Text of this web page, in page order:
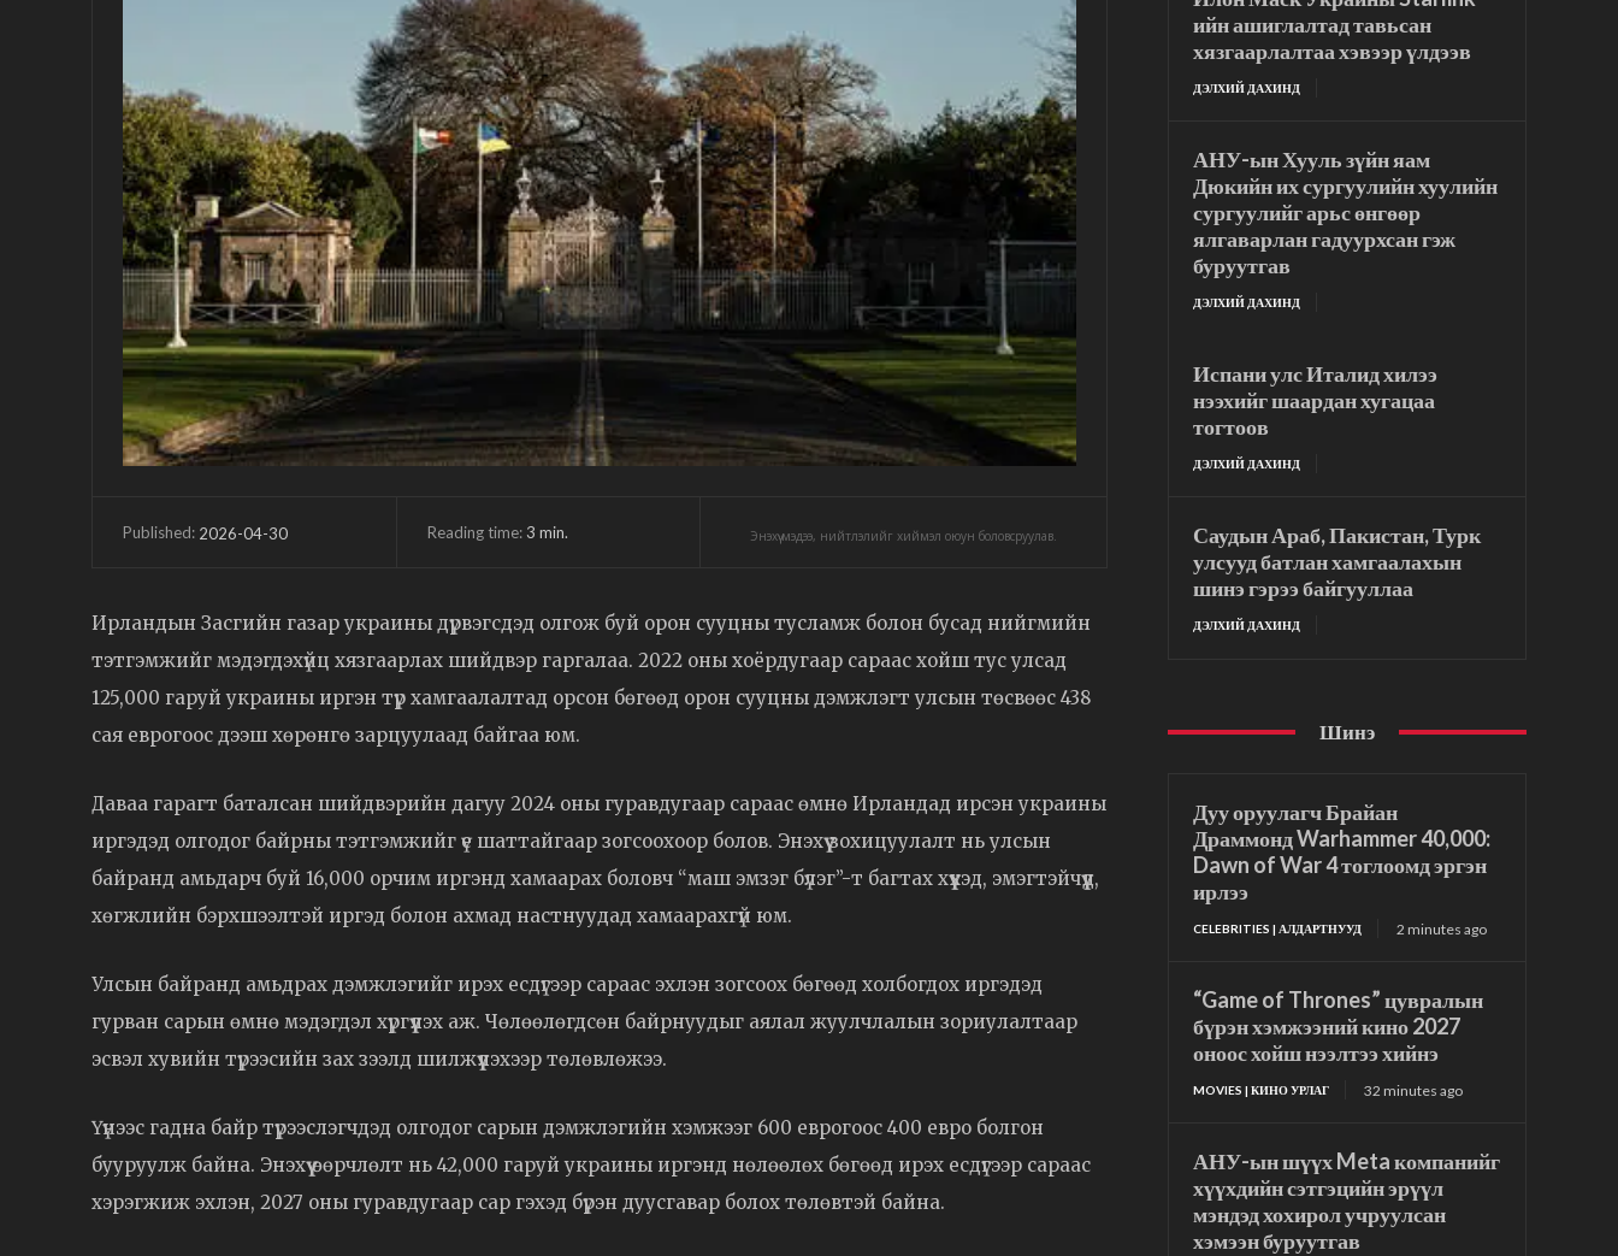
Published: 2026-04-30 Reading time: 3 min. Энэхүү мэдээ, нийтлэлийг хиймэл оюун боловсруулав.
Ирландын Засгийн газар украины дүрвэгсдэд олгож буй орон сууцны тусламж болон бусад нийгмийн
тэтгэмжийг мэдэгдэхүйц хязгаарлах шийдвэр гаргалаа. 2022 оны хоёрдугаар сараас хойш тус улсад
125,000 гаруй украины иргэн түр хамгаалалтад орсон бөгөөд орон сууцны дэмжлэгт улсын төсвөөс 438
сая еврогоос дээш хөрөнгө зарцуулаад байгаа юм.
Даваа гарагт баталсан шийдвэрийн дагуу 2024 оны гуравдугаар сараас өмнө Ирландад ирсэн украины
иргэдэд олгодог байрны тэтгэмжийг үе шаттайгаар зогсоохоор болов. Энэхүү зохицуулалт нь улсын
байранд амьдарч буй 16,000 орчим иргэнд хамаарах боловч “маш эмзэг бүлэг”-т багтах хүүхэд, эмэгтэйчүүд,
хөгжлийн бэрхшээлтэй иргэд болон ахмад настнуудад хамаарахгүй юм.
Улсын байранд амьдрах дэмжлэгийг ирэх есдүгээр сараас эхлэн зогсоох бөгөөд холбогдох иргэдэд
гурван сарын өмнө мэдэгдэл хүргүүлэх аж. Чөлөөлөгдсөн байрнуудыг аялал жуулчлалын зориулалтаар
эсвэл хувийн түрээсийн зах зээлд шилжүүлэхээр төлөвлөжээ.
Үүнээс гадна байр түрээслэгчдэд олгодог сарын дэмжлэгийн хэмжээг 600 еврогоос 400 евро болгон
бууруулж байна. Энэхүү өөрчлөлт нь 42,000 гаруй украины иргэнд нөлөөлөх бөгөөд ирэх есдүгээр сараас
хэрэгжиж эхлэн, 2027 оны гуравдугаар сар гэхэд бүрэн дуусгавар болох төлөвтэй байна.
ийн ашиглалтад тавьсан
хязгаарлалтаа хэвээр үлдээв
ДЭЛХИЙ ДАХИНД
АНУ-ын Хууль зүйн яам
Дюкийн их сургуулийн хуулийн
сургуулийг арьс өнгөөр
ялгаварлан гадуурхсан гэж
буруутгав
ДЭЛХИЙ ДАХИНД
Испани улс Италид хилээ
нээхийг шаардан хугацаа
тогтоов
ДЭЛХИЙ ДАХИНД
Саудын Араб, Пакистан, Турк
улсууд батлан хамгаалахын
шинэ гэрээ байгууллаа
ДЭЛХИЙ ДАХИНД
Шинэ
Дуу оруулагч Брайан
Драммонд Warhammer 40,000:
Dawn of War 4 тоглоомд эргэн
ирлээ
CELEBRITIES | АЛДАРТНУУД 2 minutes ago
“Game of Thrones” цувралын
бүрэн хэмжээний кино 2027
оноос хойш нээлтээ хийнэ
MOVIES | КИНО УРЛАГ 32 minutes ago
АНУ-ын шүүх Meta компанийг
хүүхдийн сэтгэцийн эрүүл
мэндэд хохирол учруулсан
хэмээн буруутгав